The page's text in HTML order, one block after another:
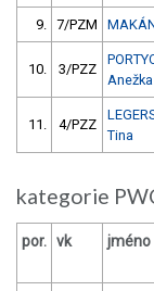
9. 7/PZM
10. 3/PZZ
Anežka
11. 4/PZZ
Tina
kategorie
por. vk jméno